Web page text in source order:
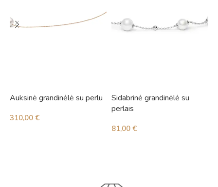
Auksinė grandinėlė su perlu
310,00 €
Sidabrinė grandinėlė su
perlais
81,00 €